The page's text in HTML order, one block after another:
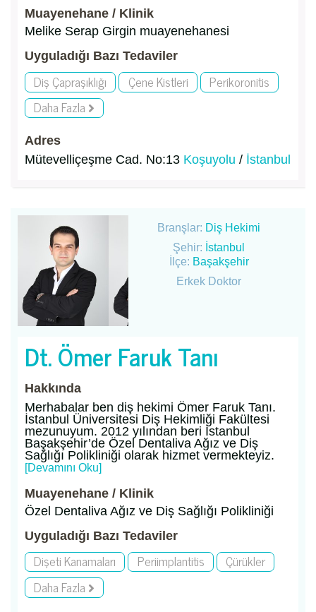
Muayenehane / Klinik
Melike Serap Girgin muayenehanesi
Uyguladığı Bazı Tedaviler
Diş Çapraşıklığı Çene Kistleri
Perikoronitis
Daha Fazla
Adres
Mütevelliçeşme Cad. No:13 Koşuyolu / İstanbul
Branşlar: Diş Hekimi
Şehir: İstanbul
İlçe: Başakşehir
Erkek Doktor
Dt. Ömer Faruk Tanı
Hakkında
Merhabalar ben diş hekimi Ömer Faruk Tanı.
İstanbul Üniversitesi Diş Hekimliği Fakültesi
mezunuyum. 2012 yılından beri İstanbul
Başakşehir’de Özel Dentaliva Ağız ve Diş
Sağlığı Polikliniği olarak hizmet vermekteyiz.
[Devamını Oku]
Muayenehane / Klinik
Özel Dentaliva Ağız ve Diş Sağlığı Polikliniği
Uyguladığı Bazı Tedaviler
Dişeti Kanamaları Periimplantitis
Çürükler
Daha Fazla